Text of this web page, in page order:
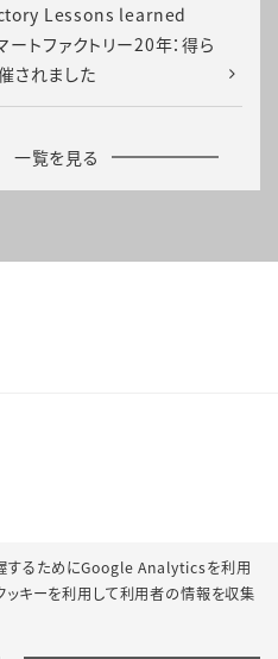
Lessons learned
ファクトリー20年：得ら
されました
一覧を見る
するためにGoogle Analyticsを利用
ッキーを利用して利用者の情報を収集